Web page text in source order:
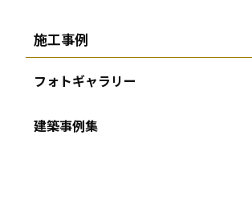
施工事例
フォトギャラリー
建築事例集